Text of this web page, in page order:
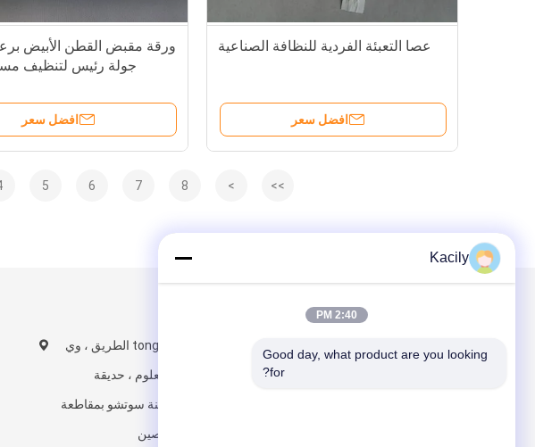
ورقة مقبض القطن الأبيض
جولة رئيس لتنظيف
افضل سعر
عصا التعبئة الفردية للنظافة الصناعية
افضل سعر
5 6 7 8 > >>
رقم 50 ، tonghe الطريق ، وي
تينغ حديقة العلوم ، حديقة
صناعية ، مدينة سوتشو بمقاطعة
جيانغسو ، الصين
Kacily
2:40 PM
Good day, what product are you looking
for?